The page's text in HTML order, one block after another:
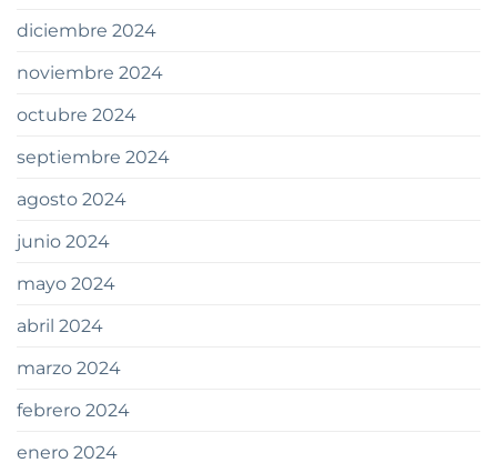
diciembre 2024
noviembre 2024
octubre 2024
septiembre 2024
agosto 2024
junio 2024
mayo 2024
abril 2024
marzo 2024
febrero 2024
enero 2024